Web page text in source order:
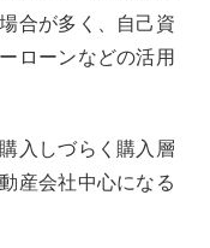
合が多く、自己資
ローンなどの活用
入しづらく購入層
産会社中心になる